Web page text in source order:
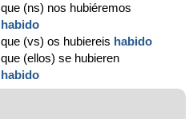
que (ns) nos hubiéremos
habido
que (vs) os hubiereis habido
que (ellos) se hubieren
habido